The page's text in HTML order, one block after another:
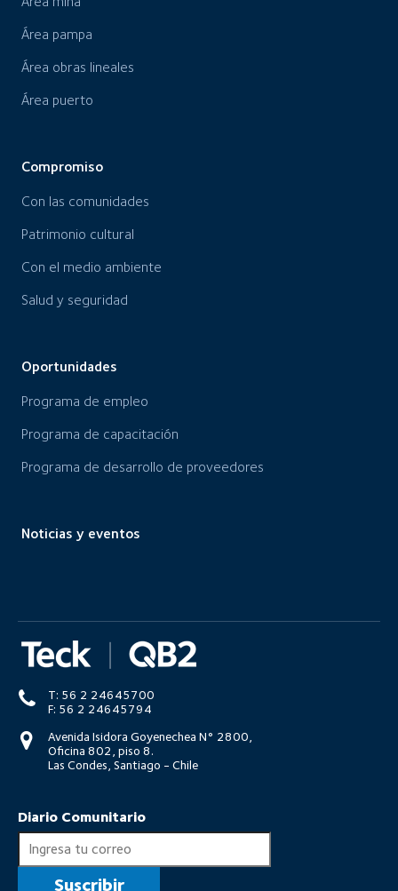
Área pampa
Área obras lineales
Área puerto
Compromiso
Con las comunidades
Patrimonio cultural
Con el medio ambiente
Salud y seguridad
Oportunidades
Programa de empleo
Programa de capacitación
Programa de desarrollo de proveedores
Noticias y eventos
T: 56 2 24645700
F: 56 2 24645794
Avenida Isidora Goyenechea N° 2800,
Oficina 802, piso 8.
Las Condes, Santiago - Chile
Diario Comunitario